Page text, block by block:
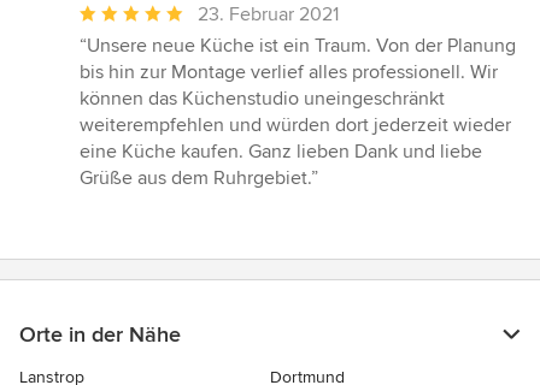
Durchschnittliche
Bewertung:
5
von
5
Sternen
23. Februar 2021
“Unsere neue Küche ist ein Traum. Von der Planung
bis hin zur Montage verlief alles professionell. Wir
können das Küchenstudio uneingeschränkt
weiterempfehlen und würden dort jederzeit wieder
eine Küche kaufen. Ganz lieben Dank und liebe
Grüße aus dem Ruhrgebiet.”
Orte in der Nähe
Lanstrop Dortmund